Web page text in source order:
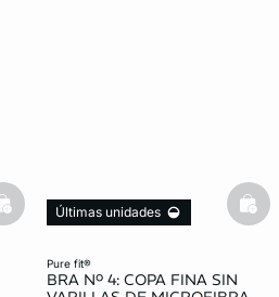
basketfull
pure fit®
BRA Nº 4: COPA FINA SIN
Últimas unidades